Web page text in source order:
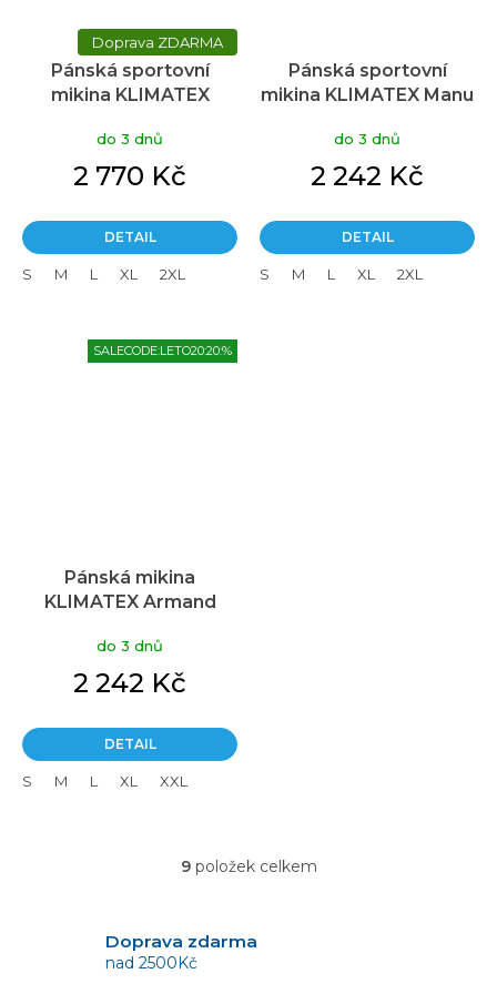
ZDARMA
Pánská sportovní
mikina KLIMATEX
do 3 dnů
2 770 Kč
DETAIL
S M L XL 2XL
Pánská sportovní
mikina KLIMATEX Manu
do 3 dnů
2 242 Kč
DETAIL
S M L XL 2XL
SALECODE:LETO20:20:%
Pánská mikina
KLIMATEX Armand
do 3 dnů
2 242 Kč
DETAIL
S M L XL XXL
O
á
9položek celkem
Doprava zdarma
nad 2500Kč